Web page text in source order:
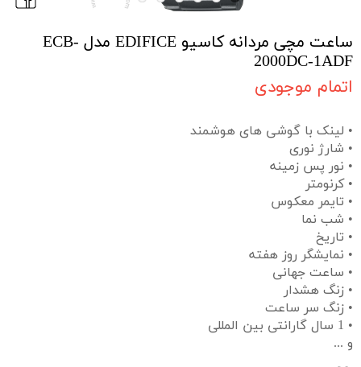
ساعت مچی مردانه کاسیو EDIFICE مدل ECB-
2000DC-1ADF
اتمام موجودی
• لینک با گوشی های هوشمند
• شارژ نوری
• نور پس زمینه
• کرنومتر
• تایمر معکوس
• شب نما
• تاریخ
• نمایشگر روز هفته
• ساعت جهانی
• زنگ هشدار
• زنگ سر ساعت
• 1 سال گارانتی بین المللی
و ...